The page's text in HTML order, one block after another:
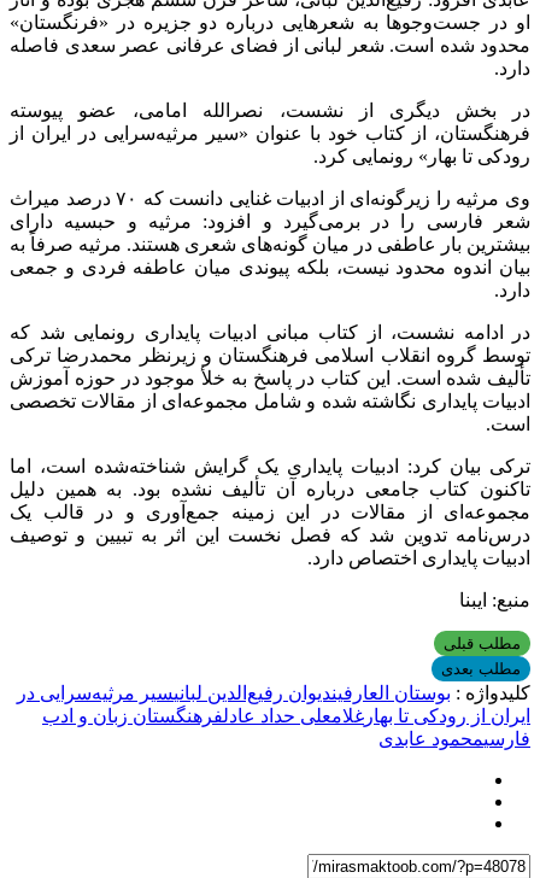
او در جست‌وجوها به شعرهایی درباره دو جزیره در «فرنگستان»
محدود شده است. شعر لبانی از فضای عرفانی عصر سعدی فاصله
دارد.
در بخش دیگری از نشست، نصرالله امامی، عضو پیوسته
فرهنگستان، از کتاب خود با عنوان «سیر مرثیه‌سرایی در ایران از
رودکی تا بهار» رونمایی کرد.
وی مرثیه را زیرگونه‌ای از ادبیات غنایی دانست که ۷۰ درصد میراث
شعر فارسی را در برمی‌گیرد و افزود: مرثیه و حبسیه دارای
بیشترین بار عاطفی در میان گونه‌های شعری هستند. مرثیه صرفاً به
بیان اندوه محدود نیست، بلکه پیوندی میان عاطفه فردی و جمعی
دارد.
در ادامه نشست، از کتاب مبانی ادبیات پایداری رونمایی شد که
توسط گروه انقلاب اسلامی فرهنگستان و زیرنظر محمدرضا ترکی
تألیف شده است. این کتاب در پاسخ به خلأ موجود در حوزه آموزش
ادبیات پایداری نگاشته شده و شامل مجموعه‌ای از مقالات تخصصی
است.
ترکی بیان کرد: ادبیات پایداری یک گرایش شناخته‌شده است، اما
تاکنون کتاب جامعی درباره آن تألیف نشده بود. به همین دلیل
مجموعه‌ای از مقالات در این زمینه جمع‌آوری و در قالب یک
درس‌نامه تدوین شد که فصل نخست این اثر به تبیین و توصیف
ادبیات پایداری اختصاص دارد.
منبع: ایبنا
مطلب قبلی
مطلب بعدی
کلیدواژه : بوستان العارفیندیوان رفیع‌الدین لبانیسیر مرثیه‌سرایی در
ایران از رودکی تا بهار غلامعلی حداد عادلفرهنگستان زبان و ادب
فارسیمحمود عابدی